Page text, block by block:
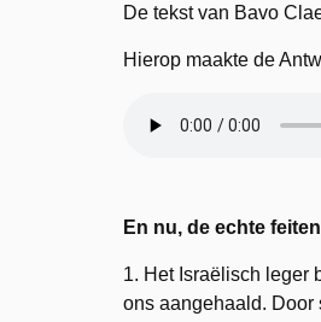
De tekst van Bavo
Hierop maakte de
En nu, de echte feiten
1. Het Israëlisch leger
ons aangehaald. Door